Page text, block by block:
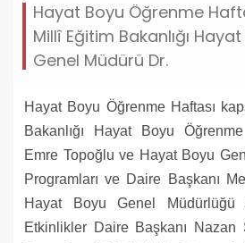
Hayat Boyu Öğrenme
Millî Eğitim Bakanlığı
Genel Müdürü Dr.
Hayat Boyu Öğrenme Haftası
Bakanlığı Hayat Boyu
Emre Topoğlu ve Hayat Boyu
Programları ve Daire Başkanı
Hayat Boyu Genel Müdürlüğü
Etkinlikler Daire Başkanı Nazan